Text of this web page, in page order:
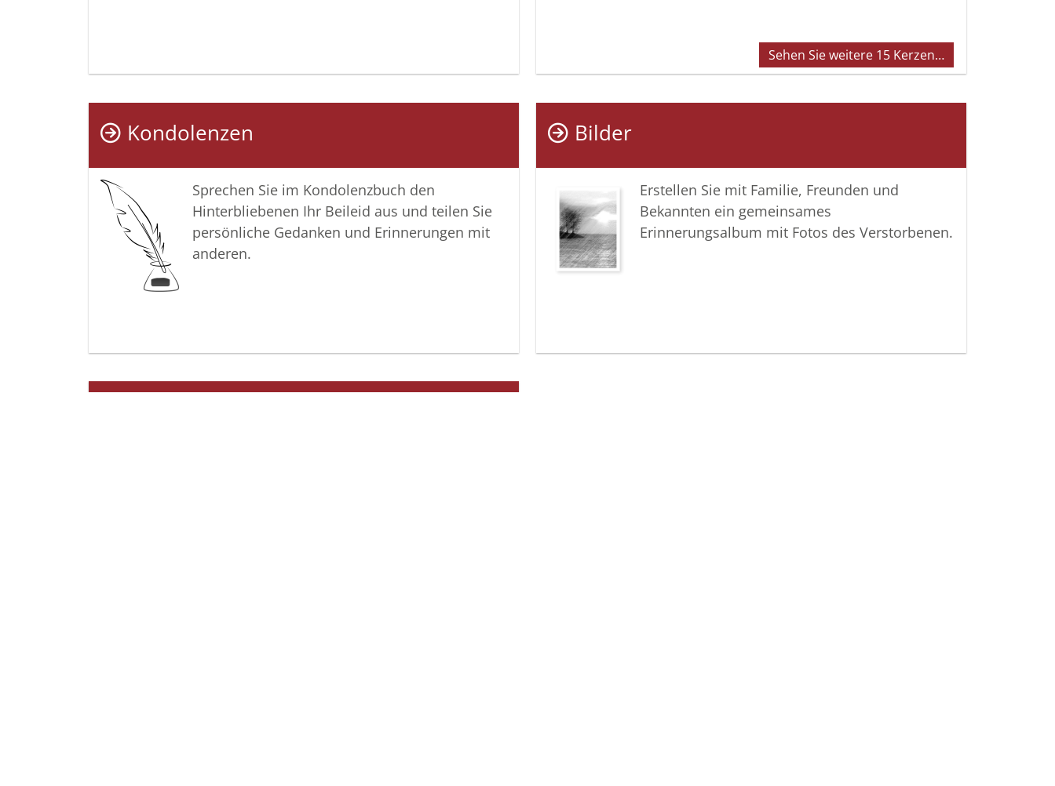
Sehen Sie weitere 15 Kerzen…
Kondolenzen
Sprechen Sie im Kondolenzbuch den
Hinterbliebenen Ihr Beileid aus und teilen Sie
persönliche Gedanken und Erinnerungen mit
anderen.
Bilder
Erstellen Sie mit Familie, Freunden und
Bekannten ein gemeinsames
Erinnerungsalbum mit Fotos des Verstorbenen.